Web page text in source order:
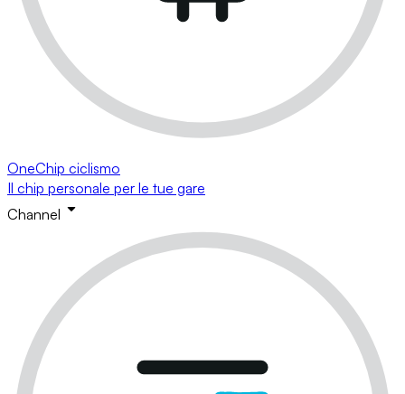
OneChip ciclismo
Il chip personale per le tue gare
Channel